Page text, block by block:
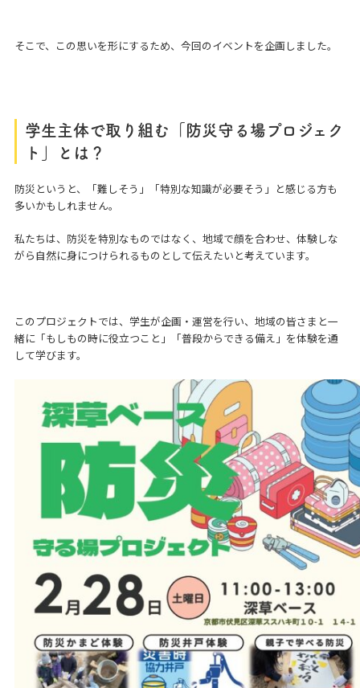
そこで、この思いを形にするため、今回のイベントを企画しました。
学生主体で取り組む「防災守る場プロジェク
ト」とは？
防災というと、「難しそう」「特別な知識が必要そう」と感じる方も
多いかもしれません。
私たちは、防災を特別なものではなく、地域で顔を合わせ、体験しな
がら自然に身につけられるものとして伝えたいと考えています。
このプロジェクトでは、学生が企画・運営を行い、地域の皆さまと一
緒に「もしもの時に役立つこと」「普段からできる備え」を体験を通
して学びます。